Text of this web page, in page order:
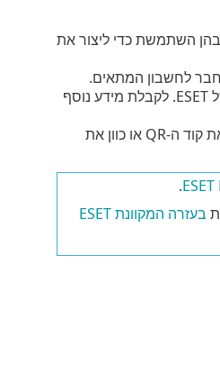
השתמשת כדי ליצור את
לחשבון המתאים.
לאחר שתתחבר בהצלחה, תנותב אל דף האישור המקוון של ESET HOME. כדי להמשיך, חזור לחלון האפליקציה של ESET. לקבלת מידע נוסף
כדי להציג את קוד ה-QR. פתח את אפליקציית ESET HOME לנייד וסרוק את קוד ה-QR או כוון את
.
בעזרה המקוונת ESET